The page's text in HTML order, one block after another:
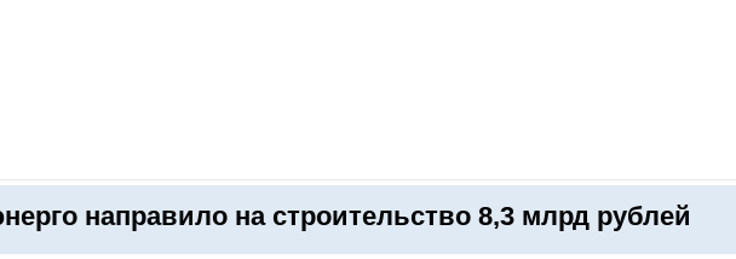
КЛЮЧЕВЫЕ ФИГУРЫ
направило на строительство 8,3 млрд рублей